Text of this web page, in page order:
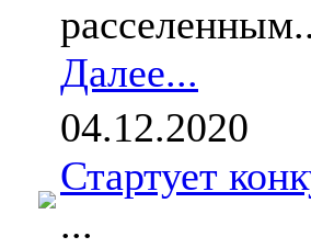
Далее...
04.12.2020
Стартует
...